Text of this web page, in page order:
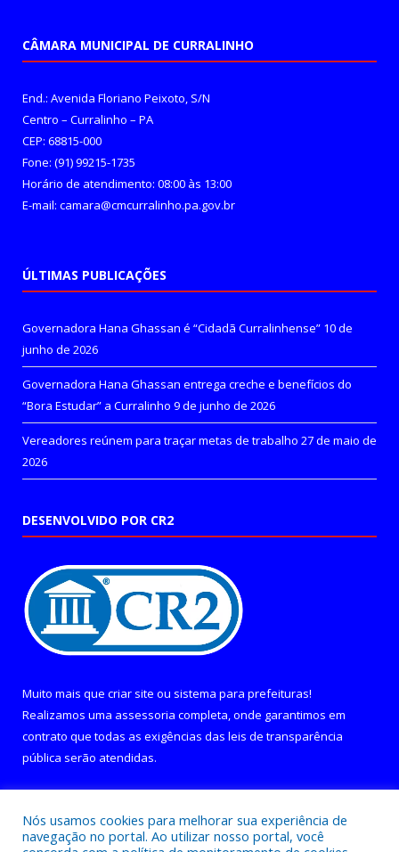
CÂMARA MUNICIPAL DE CURRALINHO
End.: Avenida Floriano Peixoto, S/N
Centro – Curralinho – PA
CEP: 68815-000
Fone: (91) 99215-1735
Horário de atendimento: 08:00 às 13:00
E-mail: camara@cmcurralinho.pa.gov.br
ÚLTIMAS PUBLICAÇÕES
Governadora Hana Ghassan é “Cidadã Curralinhense” 10 de
junho de 2026
Governadora Hana Ghassan entrega creche e benefícios do
“Bora Estudar” a Curralinho 9 de junho de 2026
Vereadores reúnem para traçar metas de trabalho 27 de maio de
2026
DESENVOLVIDO POR CR2
Muito mais que criar site ou sistema para prefeituras!
Realizamos uma assessoria completa, onde garantimos em
contrato que todas as exigências das leis de transparência
pública serão atendidas.
Nós usamos cookies para melhorar sua experiência de
navegação no portal. Ao utilizar nosso portal, você